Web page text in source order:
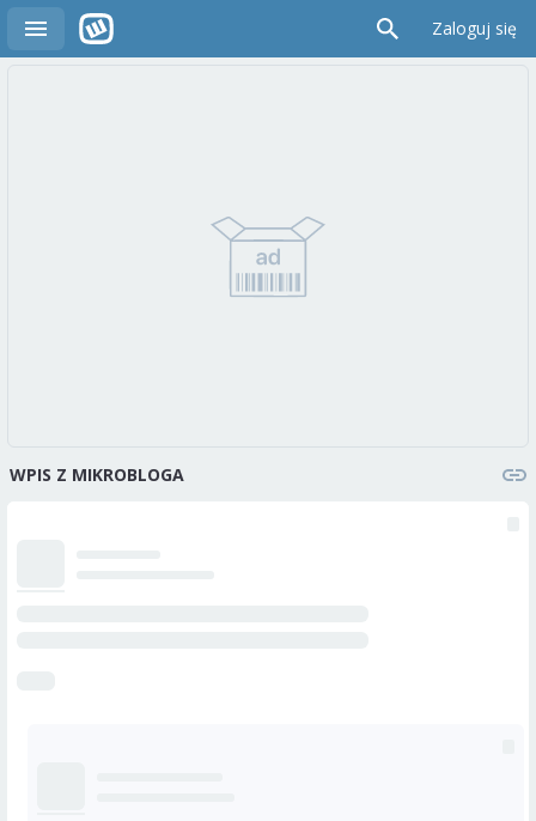
Zaloguj się
WPIS Z MIKROBLOGA